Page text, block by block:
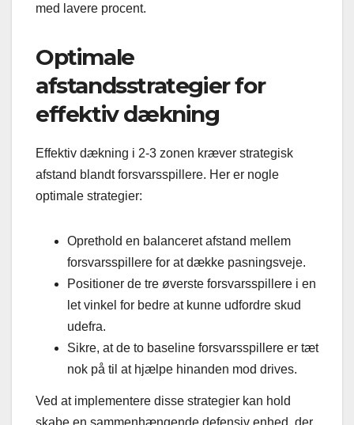
med lavere procent.
Optimale
afstandsstrategier for
effektiv dækning
Effektiv dækning i 2-3 zonen kræver strategisk
afstand blandt forsvarsspillere. Her er nogle
optimale strategier:
Oprethold en balanceret afstand mellem
forsvarsspillere for at dække pasningsveje.
Positioner de tre øverste forsvarsspillere i en
let vinkel for bedre at kunne udfordre skud
udefra.
Sikre, at de to baseline forsvarsspillere er tæt
nok på til at hjælpe hinanden mod drives.
Ved at implementere disse strategier kan hold
skabe en sammenhængende defensiv enhed, der